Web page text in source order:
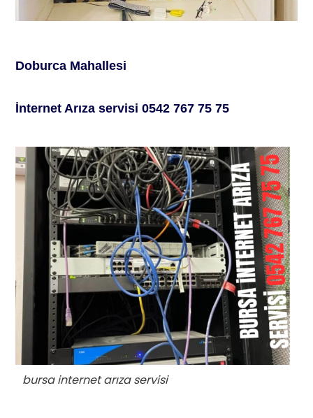
Doburca Mahallesi
İnternetArıza servisi0542 767 75 75
bursa internet arıza servisi